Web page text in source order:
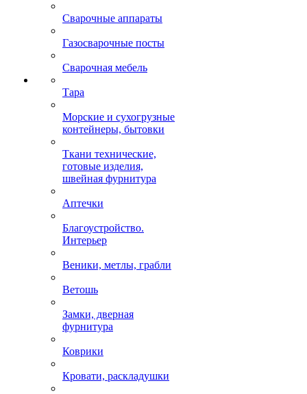
Сварочные аппараты
Газосварочные посты
Сварочная мебель
Тара
Морские и сухогрузные
контейнеры, бытовки
Ткани технические,
готовые изделия,
швейная фурнитура
Аптечки
Благоустройство.
Интерьер
Веники, метлы, грабли
Ветошь
Замки, дверная
фурнитура
Коврики
Кровати, раскладушки